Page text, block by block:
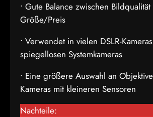
• Gute Balance zwischen
Größe/Preis
• Verwendet in vielen DSLR-
spiegellosen Systemkameras
• Eine größere Auswahl an
Kameras mit kleineren Sensoren
Nachteile: